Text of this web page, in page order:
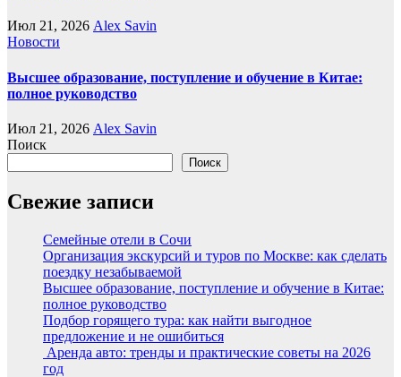
Июл 21, 2026 Alex Savin
Новости
Высшее образование, поступление и обучение в Китае:
полное руководство
Июл 21, 2026 Alex Savin
Поиск
Поиск
Свежие записи
Семейные отели в Сочи
Организация экскурсий и туров по Москве: как сделать
поездку незабываемой
Высшее образование, поступление и обучение в Китае:
полное руководство
Подбор горящего тура: как найти выгодное
предложение и не ошибиться
Аренда авто: тренды и практические советы на 2026
год